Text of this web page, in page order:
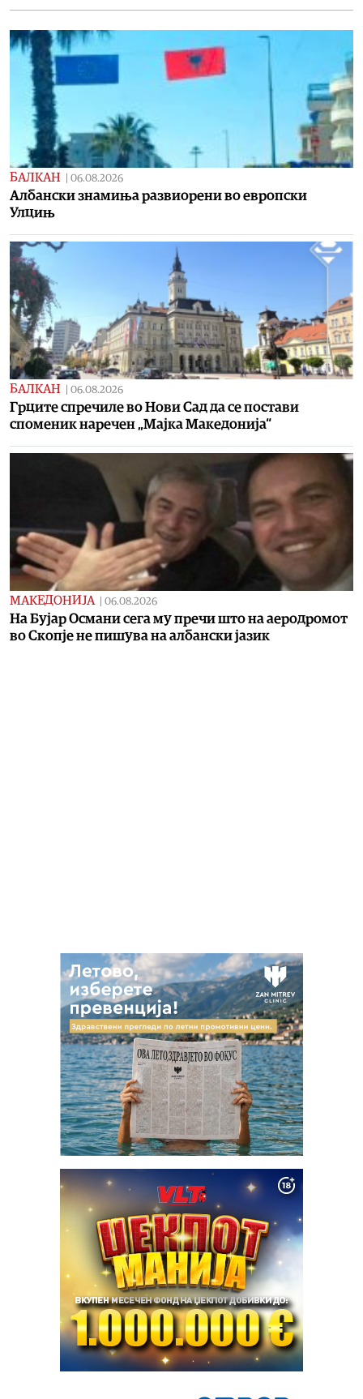
БАЛКАН 06.08.2026
Албански знамиња развиорени во европски
Улцињ
БАЛКАН 06.08.2026
Грците спречиле во Нови Сад да се постави
споменик наречен „Мајка Македонија“
МАКЕДОНИЈА 06.08.2026
На Бујар Османи сега му пречи што на аеродромот
во Скопје не пишува на албански јазик